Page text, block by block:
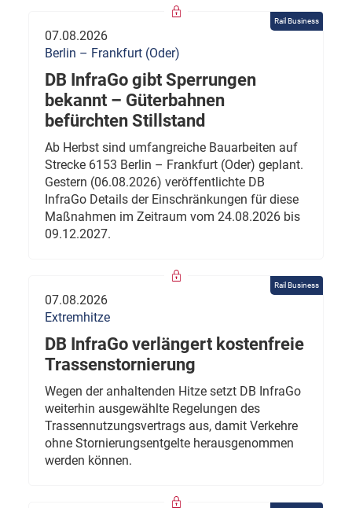
Rail Business
07.08.2026
Berlin – Frankfurt (Oder)
DB InfraGo gibt Sperrungen
bekannt – Güterbahnen
befürchten Stillstand
Ab Herbst sind umfangreiche Bauarbeiten auf
Strecke 6153 Berlin – Frankfurt (Oder) geplant.
Gestern (06.08.2026) veröffentlichte DB
InfraGo Details der Einschränkungen für diese
Maßnahmen im Zeitraum vom 24.08.2026 bis
09.12.2027.
Rail Business
07.08.2026
Extremhitze
DB InfraGo verlängert kostenfreie
Trassenstornierung
Wegen der anhaltenden Hitze setzt DB InfraGo
weiterhin ausgewählte Regelungen des
Trassennutzungsvertrags aus, damit Verkehre
ohne Stornierungsentgelte herausgenommen
werden können.